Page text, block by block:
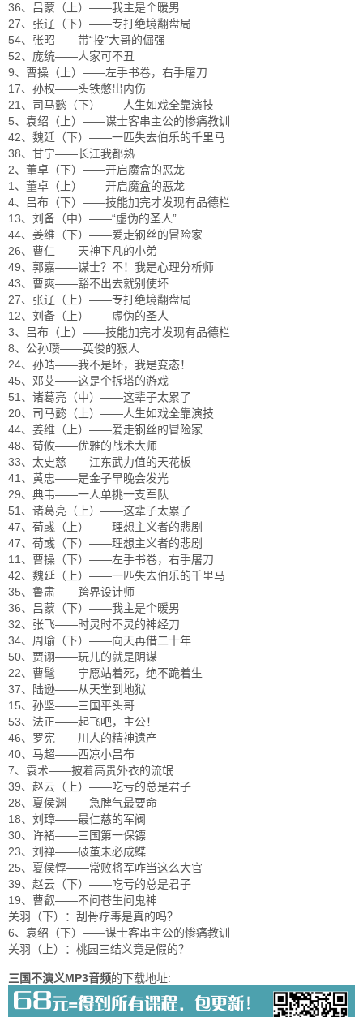
36、吕蒙（上）——我主是个暖男
27、张辽（下）——专打绝境翻盘局
54、张昭——带“投”大哥的倔强
52、庞统——人家可不丑
9、曹操（上）——左手书卷，右手屠刀
17、孙权——头铁憋出内伤
21、司马懿（下）——人生如戏全靠演技
5、袁绍（上）——谋士客串主公的惨痛教训
42、魏延（下）——一匹失去伯乐的千里马
38、甘宁——长江我都熟
2、董卓（下）——开启魔盒的恶龙
1、董卓（上）——开启魔盒的恶龙
4、吕布（下）——技能加完才发现有品德栏
13、刘备（中）——“虚伪的圣人”
44、姜维（下）——爱走钢丝的冒险家
26、曹仁——天神下凡的小弟
49、郭嘉——谋士？不！我是心理分析师
43、曹爽——豁不出去就别使坏
27、张辽（上）——专打绝境翻盘局
12、刘备（上）——虚伪的圣人
3、吕布（上）——技能加完才发现有品德栏
8、公孙瓒——英俊的狠人
24、孙皓——我不是坏，我是变态！
45、邓艾——这是个拆塔的游戏
51、诸葛亮（中）——这辈子太累了
20、司马懿（上）——人生如戏全靠演技
44、姜维（上）——爱走钢丝的冒险家
48、荀攸——优雅的战术大师
33、太史慈——江东武力值的天花板
41、黄忠——是金子早晚会发光
29、典韦——一人单挑一支军队
51、诸葛亮（上）——这辈子太累了
47、荀彧（上）——理想主义者的悲剧
47、荀彧（下）——理想主义者的悲剧
11、曹操（下）——左手书卷，右手屠刀
42、魏延（上）——一匹失去伯乐的千里马
35、鲁肃——跨界设计师
36、吕蒙（下）——我主是个暖男
32、张飞——时灵时不灵的神经刀
34、周瑜（下）——向天再借二十年
50、贾诩——玩儿的就是阴谋
22、曹髦——宁愿站着死，绝不跪着生
37、陆逊——从天堂到地狱
15、孙坚——三国平头哥
53、法正——起飞吧，主公！
46、罗宪——川人的精神遗产
40、马超——西凉小吕布
7、袁术——披着高贵外衣的流氓
39、赵云（上）——吃亏的总是君子
28、夏侯渊——急脾气最要命
18、刘璋——最仁慈的军阀
30、许褚——三国第一保镖
23、刘禅——破茧未必成蝶
25、夏侯惇——常败将军咋当这么大官
39、赵云（下）——吃亏的总是君子
19、曹叡——不问苍生问鬼神
关羽（下）：刮骨疗毒是真的吗？
6、袁绍（下）——谋士客串主公的惨痛教训
关羽（上）：桃园三结义竟是假的？
三国不演义MP3音频的下载地址: